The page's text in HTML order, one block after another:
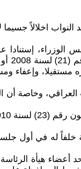
اخلالاً جسيما
رئيس مجلس
مستقيلا، وإعفاء
وخاصة أن
له في أول
أو أحد أعضاء